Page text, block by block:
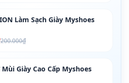
Làm Sạch Giày Myshoes
200.000₫
Giày Cao Cấp Myshoes